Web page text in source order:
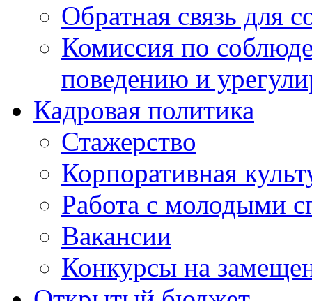
Обратная связь для
Комиссия по
поведению и
Кадровая политика
Стажерство
Корпоративная
Работа с молодыми
Вакансии
Конкурсы на